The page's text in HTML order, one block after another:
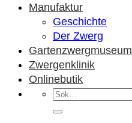
Manufaktur
Geschichte
Der Zwerg
Gartenzwergmuseum
Zwergenklinik
Onlinebutik
Sök
efter: